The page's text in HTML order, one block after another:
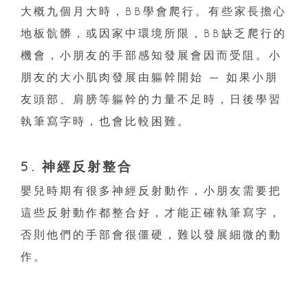
大概九個月大時，BB學會爬行。有些家長擔心
地板骯髒，或因家中環境所限，BB缺乏爬行的
機會，小朋友的手部感知發展會因而受阻。小
朋友的大小肌肉發展由軀幹開始 — 如果小朋
友頭部、肩膀等軀幹的力量不足時，日後學習
執筆寫字時，也會比較困難。
5. 神經反射整合
嬰兒時期有很多神經反射動作，小朋友需要把
這些反射動作都整合好，才能正確執筆寫字，
否則他們的手部會很僵硬，難以發展細微的動
作。